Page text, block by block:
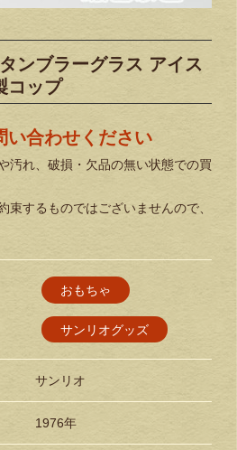
ンブラーグラス アイス
コップ
い合わせください
汚れ、破損・欠品の無い状態での買
束するものではございませんので、
おもちゃ
サンリオグッズ
サンリオ
1976年